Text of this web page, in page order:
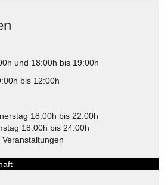
und 18:00h bis 19:00h
bis 12:00h
18:00h bis 22:00h
18:00h bis 24:00h